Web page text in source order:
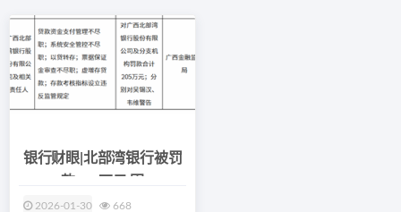
银行财眼|北部湾银行被罚
2026-01-30 668